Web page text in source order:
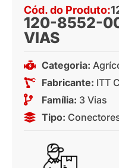
Cód. do Produto:
120-8552-
VIAS
Categoria:
Fabricante: ITT
Família: 3 Vias
Tipo: